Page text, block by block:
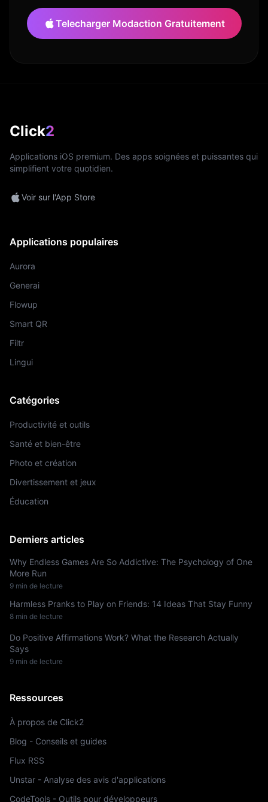
Telecharger Modaction Gratuitement
Click2
Applications iOS premium. Des apps soignées et puissantes qui
simplifient votre quotidien.
Voir sur l'App Store
Applications populaires
Aurora
Generai
Flowup
Smart QR
Filtr
Lingui
Catégories
Productivité et outils
Santé et bien-être
Photo et création
Divertissement et jeux
Éducation
Derniers articles
Why Endless Games Are So Addictive: The Psychology of One
More Run
9 min de lecture
Harmless Pranks to Play on Friends: 14 Ideas That Stay Funny
8 min de lecture
Do Positive Affirmations Work? What the Research Actually
Says
9 min de lecture
Ressources
À propos de Click2
Blog - Conseils et guides
Flux RSS
Unstar - Analyse des avis d'applications
CodeTools - Outils pour développeurs